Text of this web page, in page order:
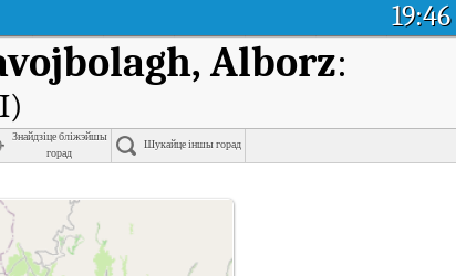
19:46
Alborz:
Знайдзіце бліжэйшы
горад
Шукайце іншы горад
у рэальным часе (AQI).